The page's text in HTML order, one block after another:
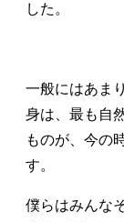
した。
一般にはあま
身は、最も自
ものが、今の
す。
僕らはみんな